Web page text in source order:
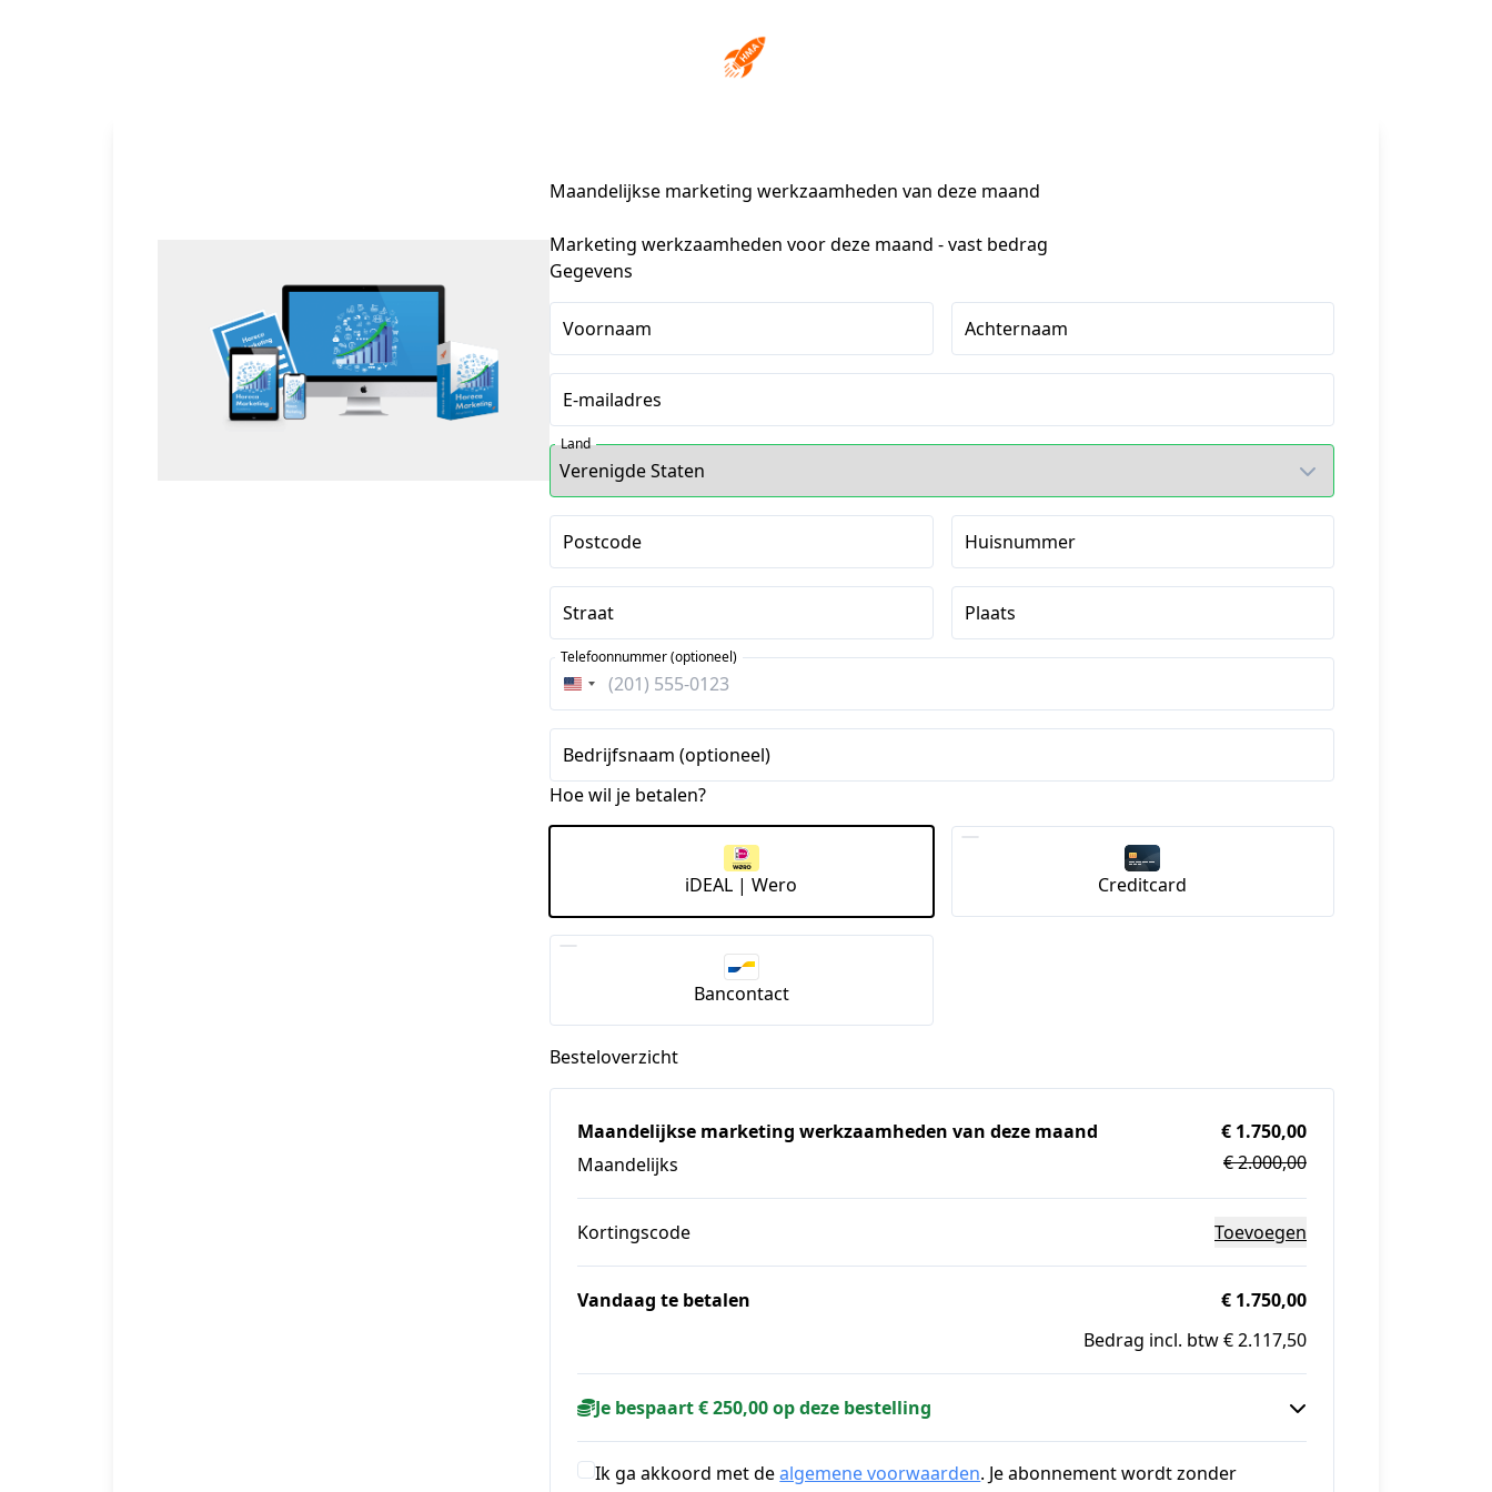
Maandelijkse marketing werkzaamheden van deze maand
Marketing werkzaamheden voor deze maand - vast bedrag
Gegevens
Voornaam Achternaam
E-mailadres
Land
Postcode Huisnummer
Straat Plaats
Verenigde
Staten
+1
Telefoonnummer (optioneel)
Bedrijfsnaam (optioneel)
Hoe wil je betalen?
iDEAL | Wero Creditcard
Bancontact
Besteloverzicht
Maandelijkse marketing werkzaamheden van deze maand
Maandelijks
€ 1.750,00
€ 2.000,00
Kortingscode Toevoegen
Vandaag te betalen
€ 1.750,00
Bedrag incl. btw € 2.117,50
Je bespaart € 250,00 op deze bestelling
Ik ga akkoord met dealgemene voorwaarden. Je abonnement wordt zonder